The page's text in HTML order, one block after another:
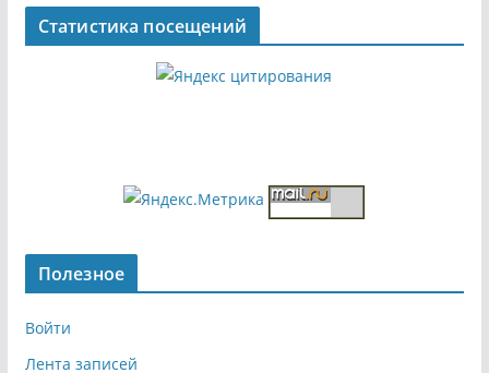
Статистика посещений
Полезное
Войти
Лента записей